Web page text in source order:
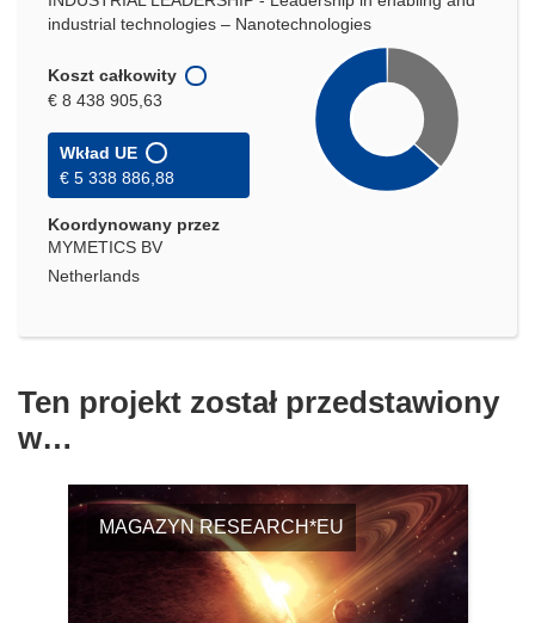
industrial technologies – Nanotechnologies
Koszt całkowity
€ 8 438 905,63
Wkład UE
€ 5 338 886,88
Koordynowany przez
MYMETICS BV
Netherlands
Ten projekt został przedstawiony
w…
MAGAZYN RESEARCH*EU